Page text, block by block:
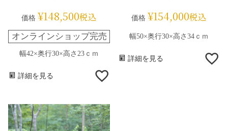
価格 ¥148,500税込
オンラインショップ完売
幅42×奥行30×高さ23ｃｍ
詳細を見る
価格 ¥154,000税込
幅50×奥行30×高さ34ｃｍ
詳細を見る